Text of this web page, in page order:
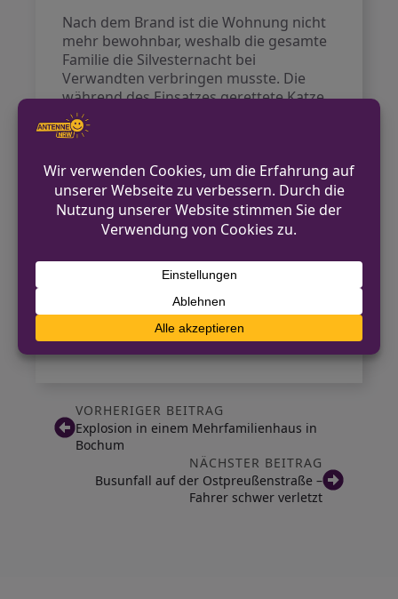
Nach dem Brand ist die Wohnung nicht
mehr bewohnbar, weshalb die gesamte
Familie die Silvesternacht bei
Verwandten verbringen musste. Die
während des Einsatzes gerettete Katze
wird vorübergehend im Tierheim
betreut. Das gesamte Mehrfamilienhaus
kontrolliert, glücklicherweise blieb es
dabei, dass in den anderen Wohnungen
keine Personen verletzt wurden.
Insgesamt waren etwa 40 Einsatzkräfte
Freiwilligen Feuerwehr vor Ort. Ein
Streufahrzeug stellte sicher, dass sich
durch Löschwasser und die kalten
Temperaturen keine Eisbildung auf der
Straße bildete.
VORHERIGER BEITRAG
Explosion in einem Mehrfamilienhaus in
Bochum
NÄCHSTER BEITRAG
Busunfall auf der Ostpreußenstraße –
Fahrer schwer verletzt